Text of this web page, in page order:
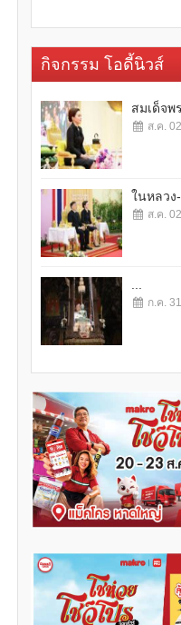
กิจกรรม โอดี้นิวส์
สมเด็จพ
ส.ค.
ในหลวง
ส.ค.
ก.ค.